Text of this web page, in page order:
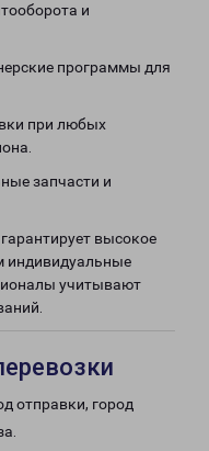
и
программы для
при любых
запчасти и
высокое
индивидуальные
учитывают
отправки, город